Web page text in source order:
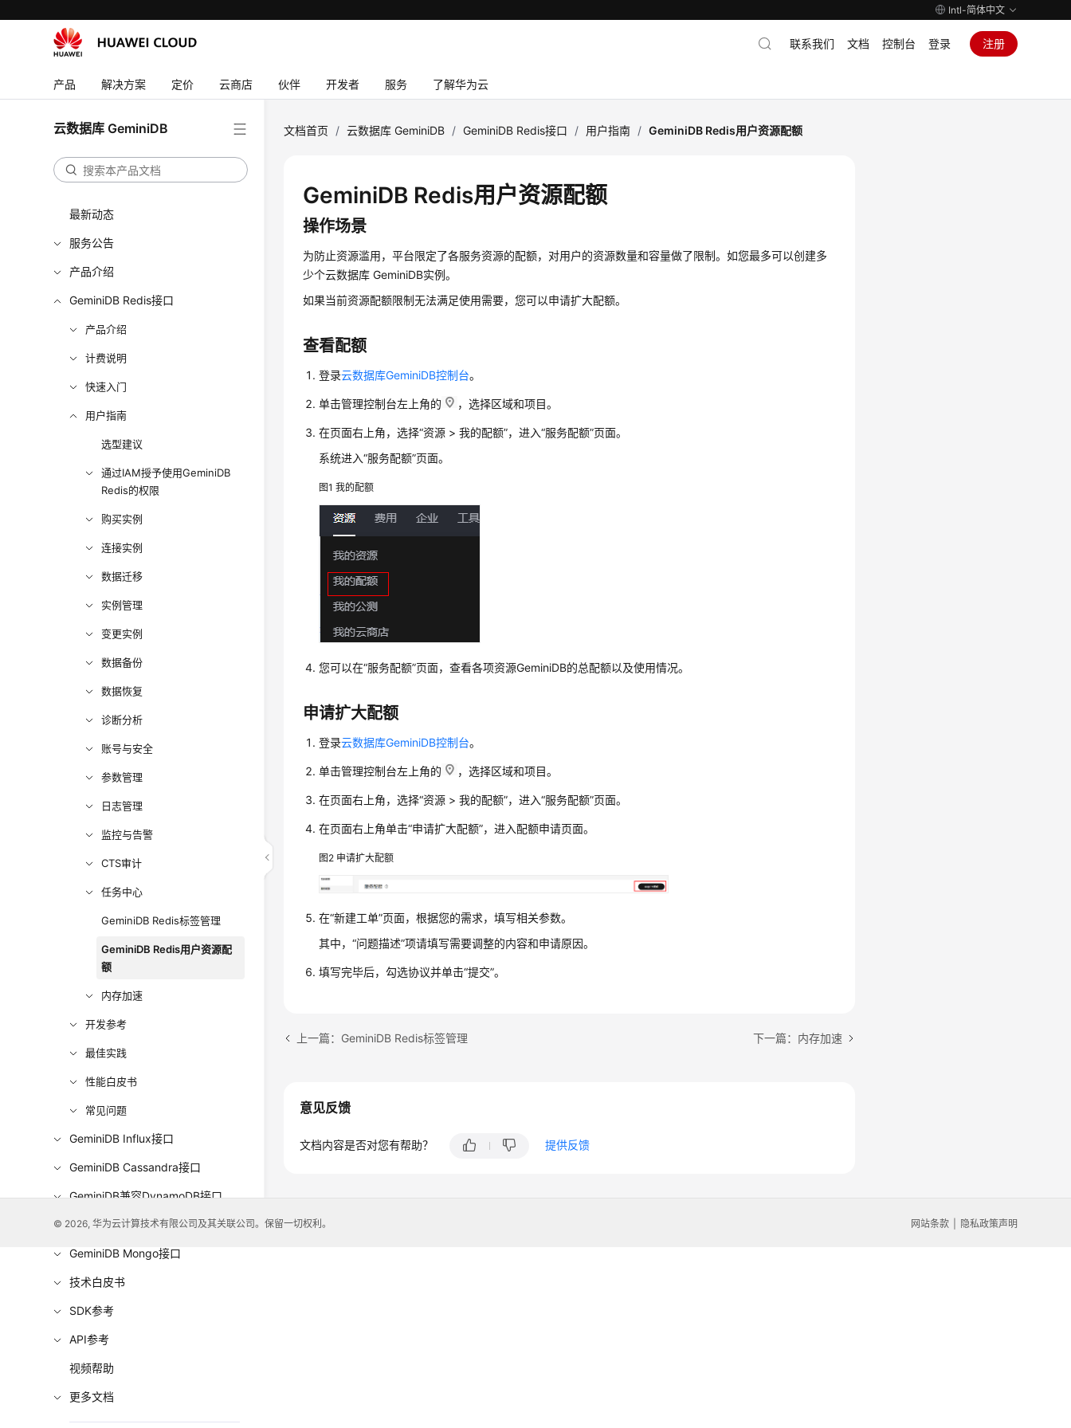
Intl-简体中文
产品 解决方案 定价 云商店 伙伴 开发者 服务 了解华为云
联系我们 文档 控制台 登录 注册
云数据库 GeminiDB
最新动态
服务公告
产品介绍
GeminiDB Redis接口
产品介绍
计费说明
快速入门
用户指南
选型建议
通过IAM授予使用GeminiDB
Redis的权限
购买实例
连接实例
数据迁移
实例管理
变更实例
数据备份
数据恢复
诊断分析
账号与安全
参数管理
日志管理
监控与告警
CTS审计
任务中心
GeminiDB Redis标签管理
GeminiDB Redis用户资源配
额
内存加速
开发参考
最佳实践
性能白皮书
常见问题
GeminiDB Influx接口
GeminiDB Cassandra接口
GeminiDB兼容DynamoDB接口
GeminiDB HBase接口
GeminiDB Mongo接口
技术白皮书
SDK参考
API参考
视频帮助
更多文档
文档首页 / 云数据库 GeminiDB / GeminiDB Redis接口 / 用户指南 / GeminiDB Redis用户资源配额
GeminiDB Redis用户资源配额
操作场景
为防止资源滥用，平台限定了各服务资源的配额，对用户的资源数量和容量做了限制。如您最多可以创建多
少个云数据库 GeminiDB实例。
如果当前资源配额限制无法满足使用需要，您可以申请扩大配额。
查看配额
登录云数据库GeminiDB控制台。
单击管理控制台左上角的 ，选择区域和项目。
在页面右上角，选择“资源 > 我的配额”，进入“服务配额”页面。
系统进入“服务配额”页面。
图1我的配额
您可以在“服务配额”页面，查看各项资源GeminiDB的总配额以及使用情况。
申请扩大配额
登录云数据库GeminiDB控制台。
单击管理控制台左上角的 ，选择区域和项目。
在页面右上角，选择“资源 > 我的配额”，进入“服务配额”页面。
在页面右上角单击“申请扩大配额”，进入配额申请页面。
图2 申请扩大配额
在“新建工单”页面，根据您的需求，填写相关参数。
其中，“问题描述”项请填写需要调整的内容和申请原因。
填写完毕后，勾选协议并单击“提交”。
上一篇：GeminiDB Redis标签管理 下一篇：内存加速
意见反馈
文档内容是否对您有帮助？ 提供反馈
© 2026, 华为云计算技术有限公司及其关联公司。保留一切权利。 网站条款 隐私政策声明